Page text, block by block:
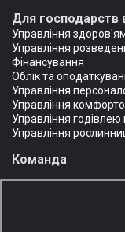
Для господарств
Управління
Управління
Фінансування
Облік та
Управління
Управління
Управління
Управління
Команда